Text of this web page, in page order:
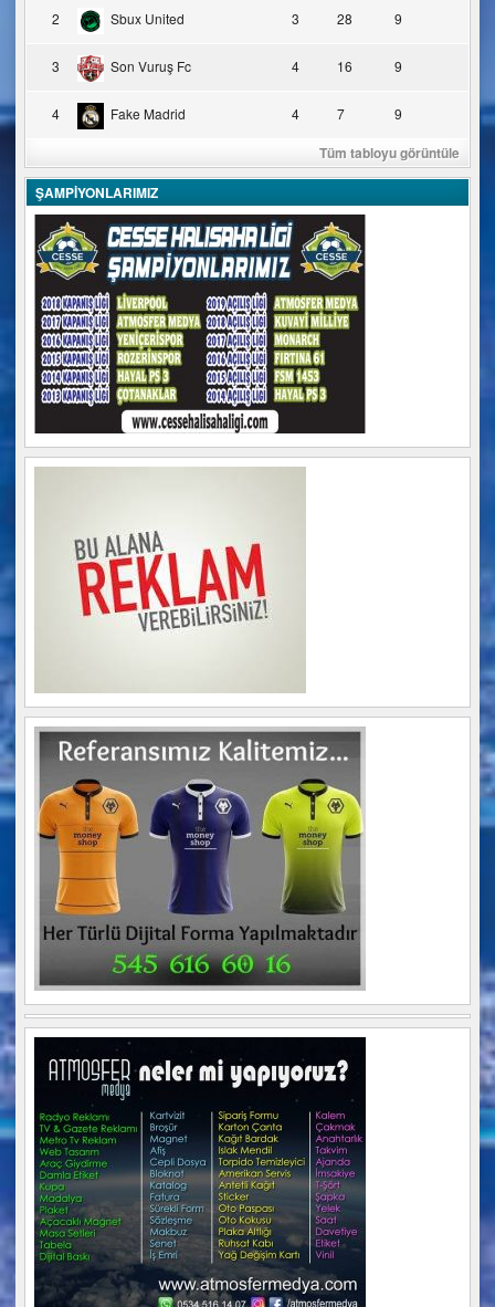
2 Sbux United 3 28 9
3 Son Vuruş Fc 4 16 9
4 Fake Madrid 4 7 9
Tüm tabloyu görüntüle
ŞAMPİYONLARIMIZ